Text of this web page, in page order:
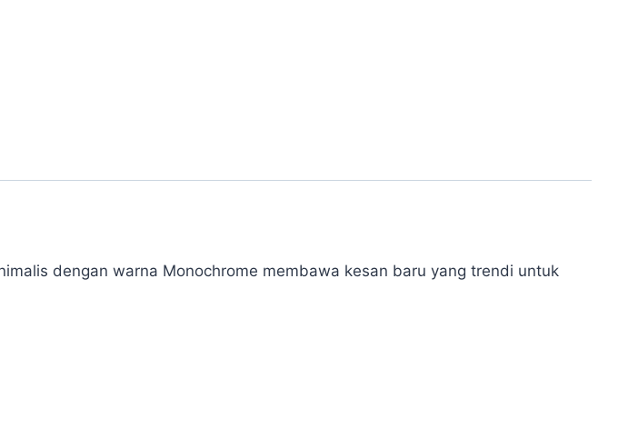
dengan warna Monochrome membawa kesan baru yang trendi untuk